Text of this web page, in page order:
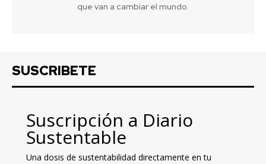
que van a cambiar el mundo.
SUSCRIBETE
Suscripción a Diario
Sustentable
Una dosis de sustentabilidad directamente en tu